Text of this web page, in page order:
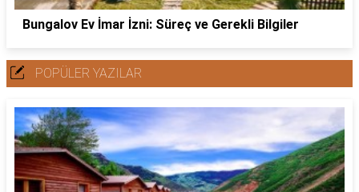
Bungalov Ev İmar İzni: Süreç ve Gerekli Bilgiler
POPÜLER YAZILAR